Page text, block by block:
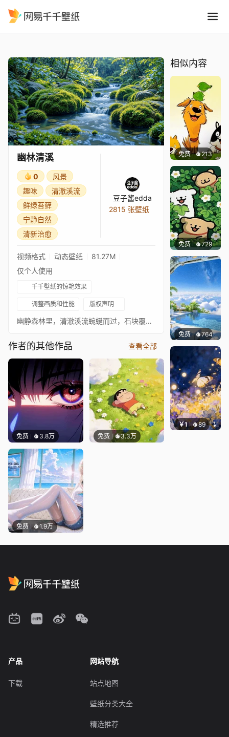
幽林清溪
0
风景
趣味
清澈溪流
鲜绿苔藓
宁静自然
清新治愈
豆子酱edda
2815 张壁纸
视频格式 动态壁纸
81.27M
仅个人使用
千千壁纸的惊艳效果
调整画质和性能 版权声明
幽静森林里，清澈溪流蜿蜒而过，石块覆满鲜绿苔藓，满眼清新绿意，氛围静谧舒适。
作者的其他作品 查看全部
免费 3.8万 免费 3.3万
免费 1.9万
相似内容
免费 213渔小小
免费 729渔小小
免费 764豆子
￥1 89 叮叮
产品
下载
网站导航
站点地图
壁纸分类大全
精选推荐